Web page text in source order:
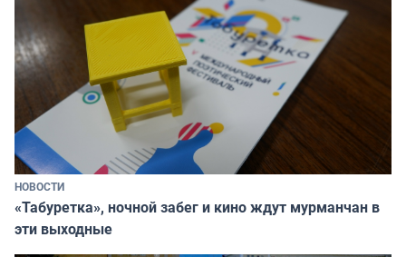
НОВОСТИ
«Табуретка», ночной забег и кино ждут мурманчан в
эти выходные